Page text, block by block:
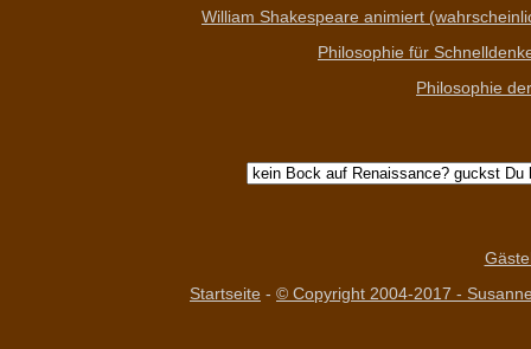
William Shakespeare animiert
Philosophie für
Philosophie
Startseite - © Copyright 2004-2017 -